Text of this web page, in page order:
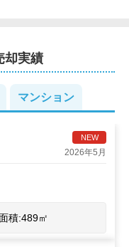
2
却実績
マンション
NEW
2026年5月
積:489㎡